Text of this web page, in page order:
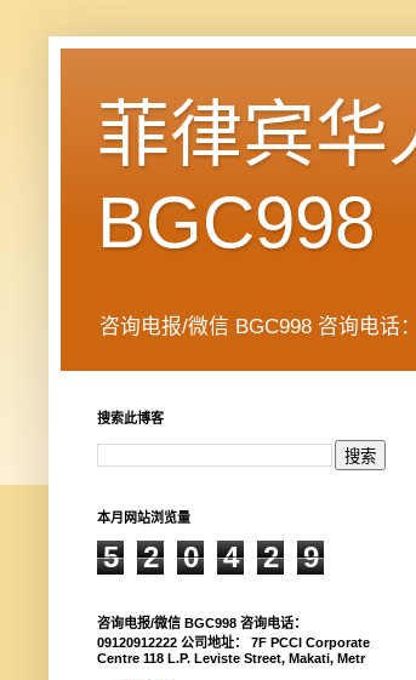
菲律宾华
BGC998
咨询电报/微信 BGC998 咨询电话
搜索此博客
本月网站浏览量
5 2 0 4 2 9
咨询电报/微信 BGC998 咨询电话：
09120912222 公司地址： 7F PCCI Corporate
Centre 118 L.P. Leviste Street, Makati, Metr